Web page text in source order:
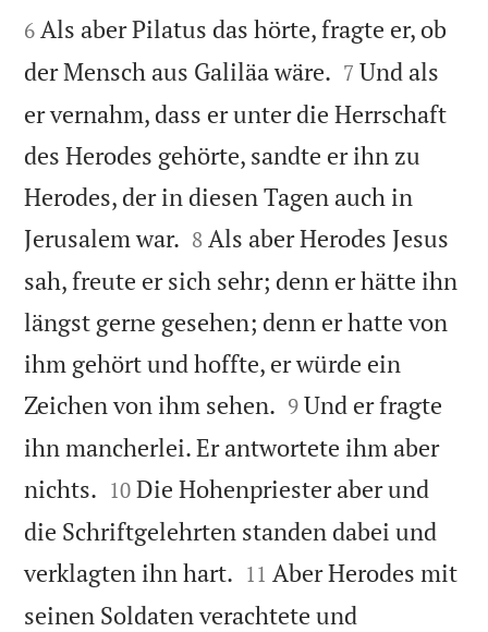


6 Als aber Pilatus das hörte, fragte er, ob
der Mensch aus Galiläa wäre. 

7 Und als
er vernahm, dass er unter die Herrschaft
des Herodes gehörte, sandte er ihn zu
Herodes, der in diesen Tagen auch in
Jerusalem war. 

8 Als aber Herodes Jesus
sah, freute er sich sehr; denn er hätte ihn
längst gerne gesehen; denn er hatte von
ihm gehört und hoffte, er würde ein
Zeichen von ihm sehen. 

9 Und er fragte
ihn mancherlei. Er antwortete ihm aber
nichts. 

10 Die Hohenpriester aber und
die Schriftgelehrten standen dabei und
verklagten ihn hart. 

11 Aber Herodes mit
seinen Soldaten verachtete und